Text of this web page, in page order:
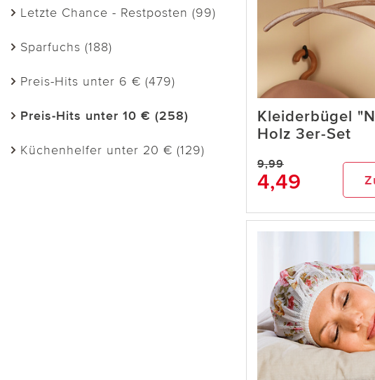
Letzte Chance - Restposten (99)
Sparfuchs (188)
Preis-Hits unter 6 € (479)
Preis-Hits unter 10 € (258)
Küchenhelfer unter 20 € (129)
Kleiderbügel
Holz 3er-Set
9,99
4,49